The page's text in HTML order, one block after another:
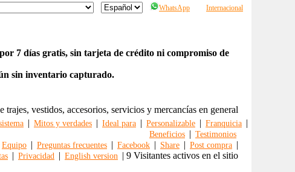
WhatsApp Internacional
7 días gratis, sin tarjeta de crédito ni compromiso de
sin inventario capturado.
trajes, vestidos, accesorios, servicios y mercancías en general
| Mitos y verdades | Ideal para | Personalizable | Franquicia |
Beneficios | Testimonios
Equipo | Preguntas frecuentes | Facebook | Share | Post compra |
| Privacidad | English version | 9 Visitantes activos en el sitio